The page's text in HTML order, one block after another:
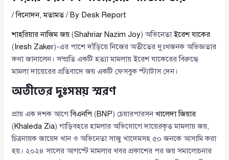
/বিনোদন,মতামত/ By Desk Report
শাহরিয়ার নাজিম জয় (Shahriar Nazim Joy) অভিনেতাইরেশ যাকের
(Iresh Zaker)-এর পাশে দাঁড়িয়ে নিজের অতীতের দুঃখজনক অভিজ্ঞতার
কথা জানালেন। সম্প্রতি একটি হত্যা মামলায় ইরেশ যাকেরের বিরুদ্ধে
মামলা দায়েরের প্রতিবাদে জয় একটি ফেসবুক স্ট্যাটাস দেন।
অতীতের দুঃসময় স্মরণ
প্রায় এক দশক আগেবিএনপি (BNP) চেয়ারপারসনখালেদা জিয়ার
(Khaleda Zia) গাড়িবহরে হামলার অভিযোগে দায়েরকৃত মামলায় জয়,
চিত্রনায়ক জায়েদ খান ও অভিনেতা সাজু খাদেমসহ ৫০ জনকে আসামি করা
হয়। ২০২৪ সালের আগস্টে মামলার খবর প্রকাশের পর জয় সমালোচনার